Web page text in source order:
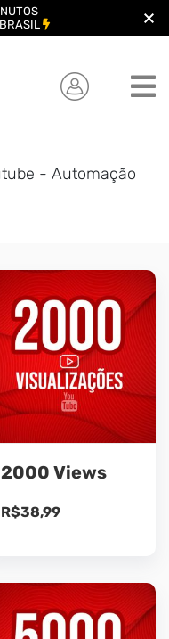
- Automação
2000 Views
R$38,99